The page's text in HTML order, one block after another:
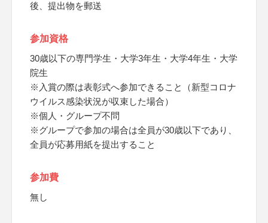
後、提出物を郵送
参加資格
30歳以下の専門学生・大学3年生・大学4年生・大学
院生
※入賞の際は表彰式へ参加できること（新型コロナ
ウイルス感染状況が収束した場合）
※個人・グループ不問
※グループで参加の場合は全員が30歳以下であり、
全員が応募用紙を提出すること
参加費
無し